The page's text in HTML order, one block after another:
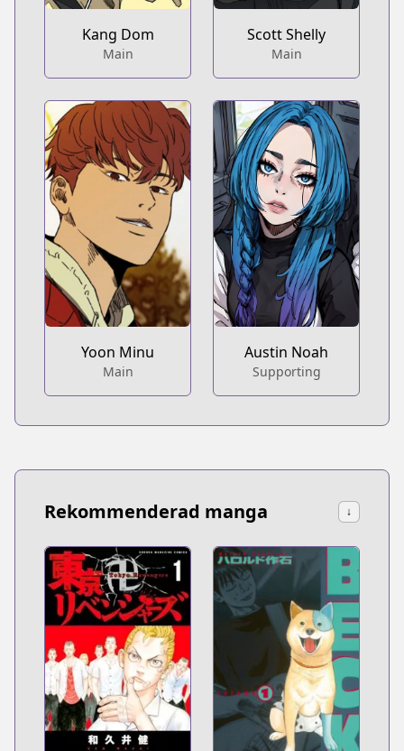
Kang Dom
Main
Scott Shelly
Main
Yoon Minu
Main
Austin Noah
Supporting
Rekommenderad manga ↓